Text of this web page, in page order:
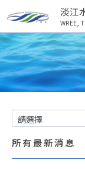
淡江
WREE,
所有最新消息